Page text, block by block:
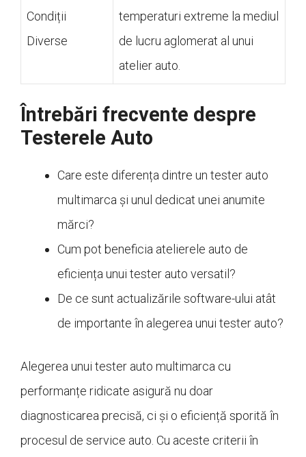
Condiții
Diverse
temperaturi extreme la mediul
de lucru aglomerat al unui
atelier auto.
Întrebări frecvente despre
Testerele Auto
Care este diferența dintre un tester auto
multimarca și unul dedicat unei anumite
mărci?
Cum pot beneficia atelierele auto de
eficiența unui tester auto versatil?
De ce sunt actualizările software-ului atât
de importante în alegerea unui tester auto?
Alegerea unui tester auto multimarca cu
performanțe ridicate asigură nu doar
diagnosticarea precisă, ci și o eficiență sporită în
procesul de service auto. Cu aceste criterii în